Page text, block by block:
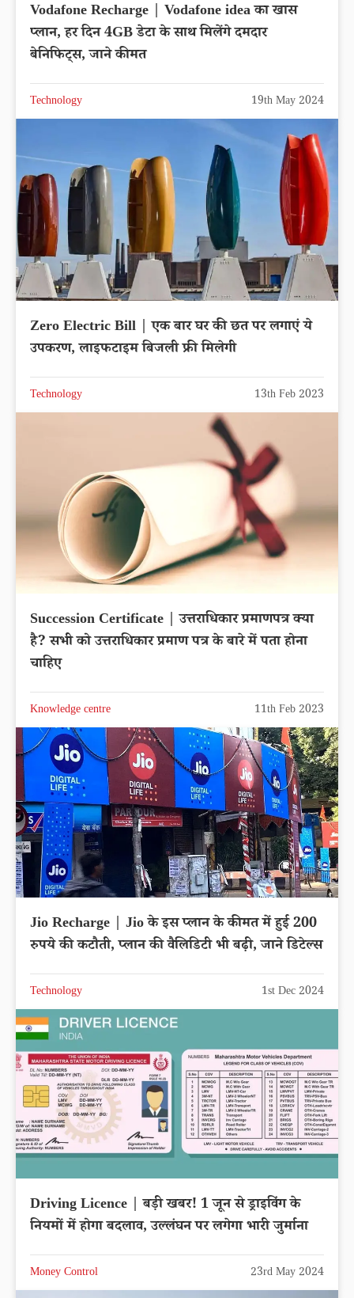
Vodafone Recharge | Vodafone idea का खास
प्लान, हर दिन 4GB डेटा के साथ मिलेंगे दमदार
बेनिफिट्स, जाने कीमत
Technology 19th May 2024
Zero Electric Bill | एक बार घर की छत पर लगाएं ये
उपकरण, लाइफटाइम बिजली फ्री मिलेगी
Technology 13th Feb 2023
Succession Certificate | उत्तराधिकार प्रमाणपत्र क्या
है? सभी को उत्तराधिकार प्रमाण पत्र के बारे में पता होना
चाहिए
Knowledge centre 11th Feb 2023
Jio Recharge | Jio के इस प्लान के कीमत में हुई 200
रुपये की कटौती, प्लान की वैलिडिटी भी बढ़ी, जाने डिटेल्स
Technology 1st Dec 2024
Driving Licence | बड़ी खबर! 1 जून से ड्राइविंग के
नियमों में होगा बदलाव, उल्लंघन पर लगेगा भारी जुर्माना
Money Control 23rd May 2024